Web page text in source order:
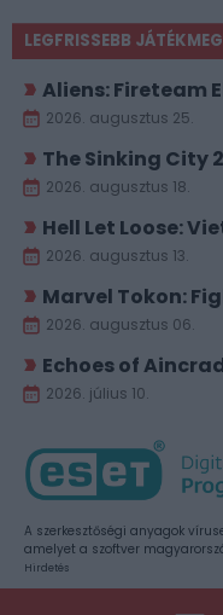
LEGFRISSEBB
Aliens: Fireteam
2026. augusztus 25.
The Sinking City 2
2026. augusztus 18.
Hell Let Loose:
2026. augusztus 13.
Marvel Tokon:
2026. augusztus 06.
Echoes of
2026. július 10.
A szerkesztőségi anyagok
amelyet a szoftver
Hirdetés